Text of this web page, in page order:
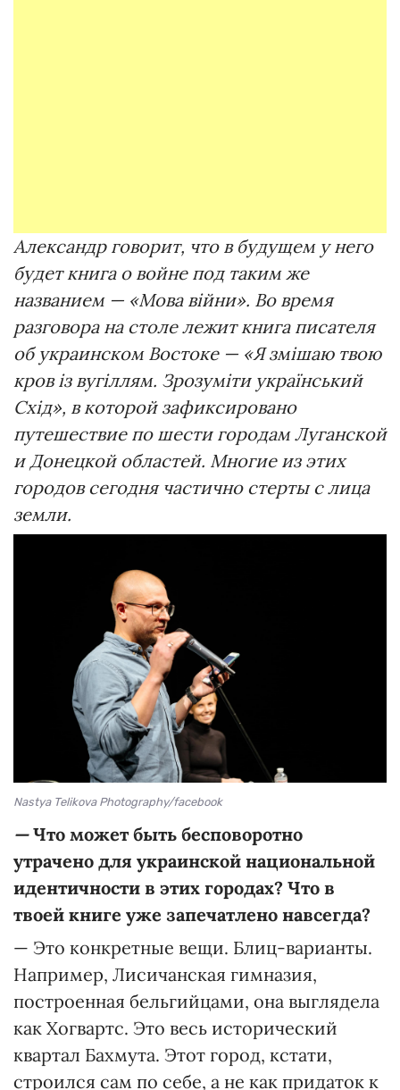
Александр говорит, что в будущем у него
будет книга о войне под таким же
названием — «Мова війни». Во время
разговора на столе лежит книга писателя
об украинском Востоке — «Я змішаю твою
кров із вугіллям. Зрозуміти український
Схід», в которой зафиксировано
путешествие по шести городам Луганской
и Донецкой областей. Многие из этих
городов сегодня частично стерты с лица
земли.
Nastya Telikova Photography/facebook
—Что может быть бесповоротно
утрачено для украинской национальной
идентичности в этих городах? Что в
твоей книге уже запечатлено навсегда?
— Это конкретные вещи. Блиц-варианты.
Например, Лисичанская гимназия,
построенная бельгийцами, она выглядела
как Хогвартс. Это весь исторический
квартал Бахмута. Этот город, кстати,
строился сам по себе, а не как придаток к